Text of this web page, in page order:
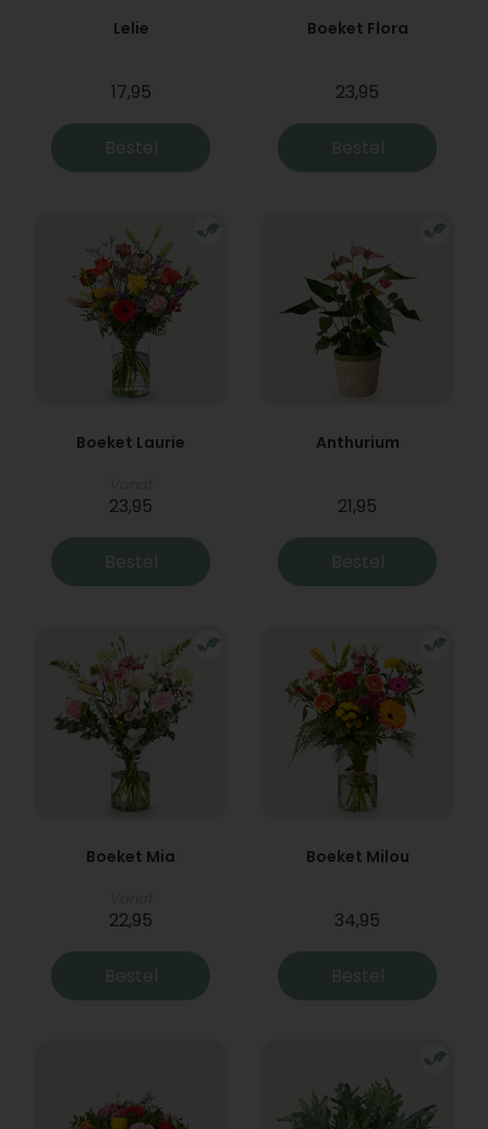
Lelie
17,95
Bestel
Boeket Flora
23,95
Bestel
Boeket Laurie
23,95
Bestel
Anthurium
21,95
Bestel
Boeket Mia
22,95
Bestel
Boeket Milou
34,95
Bestel